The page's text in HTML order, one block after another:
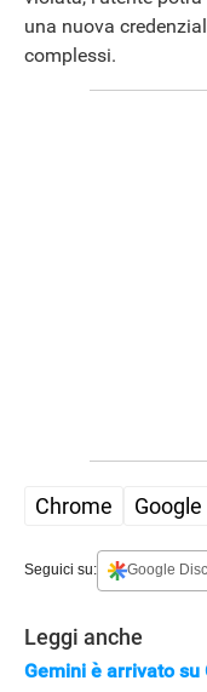
una nuova
complessi.
Chrome Google
Seguici su: Google
Leggi anche
Gemini è arrivato su